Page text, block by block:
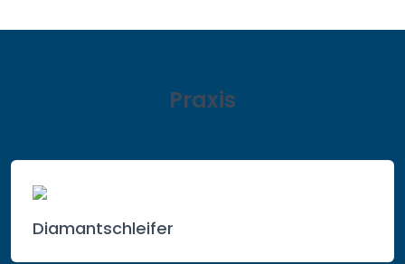
Praxis
Diamantschleifer